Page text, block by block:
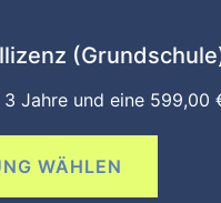
Jahre und eine 599,00
WÄHLEN